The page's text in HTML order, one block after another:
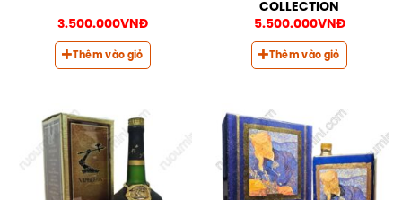
3.500.000VNĐ
Thêm vào giỏ
COLLECTION
5.500.000VNĐ
Thêm vào giỏ